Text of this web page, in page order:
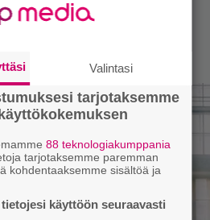
Valintasi
tarjotaksemme
88 teknologiakumppania
tarjotaksemme paremman
kohdentaaksemme sisältöä ja
käyttöön seuraavasti